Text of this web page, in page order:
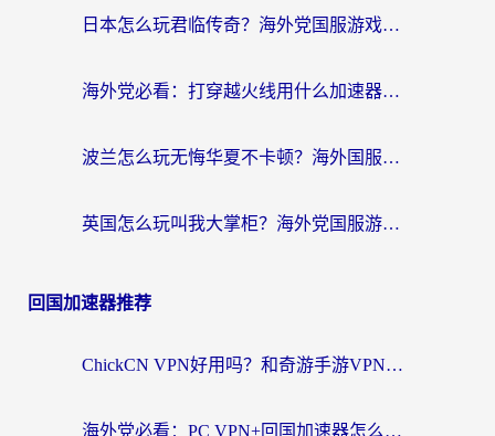
日本怎么玩君临传奇？海外党国服游戏加速避坑指南（附菲律宾欧洲玩家实测）
海外党必看：打穿越火线用什么加速器？解决延迟卡顿，还能玩奇妙拼图世界和第五人格
波兰怎么玩无悔华夏不卡顿？海外国服游戏加速器终极指南（附征途2萤火突击解决方案）
英国怎么玩叫我大掌柜？海外党国服游戏加速避坑指南（附实测推荐）
回国加速器推荐
ChickCN VPN好用吗？和奇游手游VPN对比哪个回国效果更好？海外党亲测实用指南
海外党必看：PC VPN+回国加速器怎么选？无缝访问国内资源全攻略